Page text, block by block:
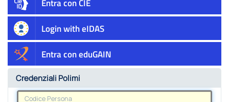
Entra con CIE
Login with eIDAS
Entra con eduGAIN
Credenziali Polimi